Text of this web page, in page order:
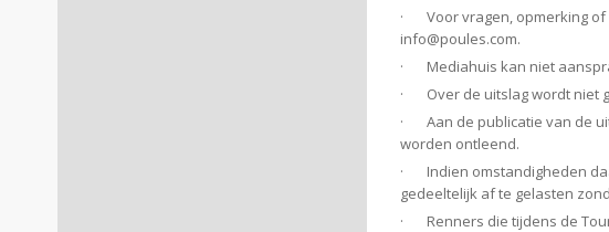
· Voor vragen, opmerking of
info@poules.com.
· Mediahuis kan niet
· Over de uitslag wordt niet
· Aan de publicatie van de
worden ontleend.
· Indien omstandigheden
gedeeltelijk af te gelasten
· Renners die tijdens de